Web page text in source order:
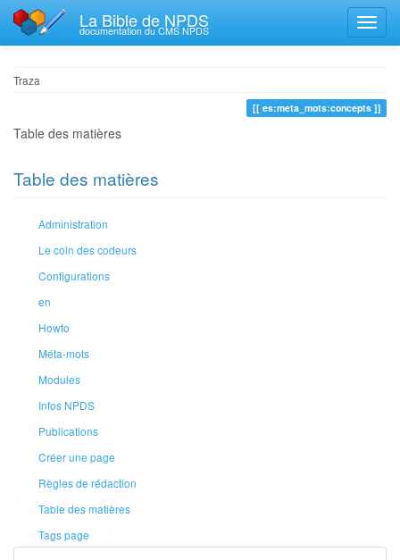
La Bible de NPDS
documentation du CMS NPDS
Traza
es:meta_mots:concepts
Table des matières
Table des matières
Administration
Le coin des codeurs
Configurations
en
Howto
Méta-mots
Modules
Infos NPDS
Publications
Créer une page
Règles de rédaction
Table des matières
Tags page